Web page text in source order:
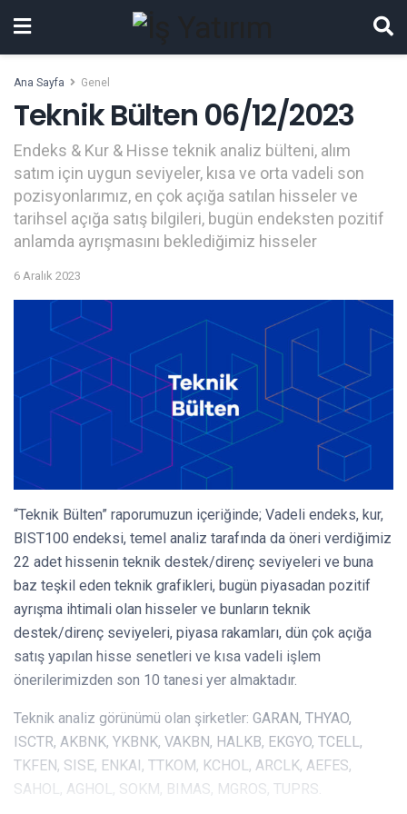
Ana Sayfa Genel
Teknik Bülten 06/12/2023
Endeks & Kur & Hisse teknik analiz bülteni, alım
satım için uygun seviyeler, kısa ve orta vadeli son
pozisyonlarımız, en çok açığa satılan hisseler ve
tarihsel açığa satış bilgileri, bugün endeksten pozitif
anlamda ayrışmasını beklediğimiz hisseler
6 Aralık 2023
“Teknik Bülten” raporumuzun içeriğinde; Vadeli endeks, kur,
BIST100 endeksi, temel analiz tarafında da öneri verdiğimiz
22 adet hissenin teknik destek/direnç seviyeleri ve buna
baz teşkil eden teknik grafikleri, bugün piyasadan pozitif
ayrışma ihtimali olan hisseler ve bunların teknik
destek/direnç seviyeleri, piyasa rakamları, dün çok açığa
satış yapılan hisse senetleri ve kısa vadeli işlem
önerilerimizden son 10 tanesi yer almaktadır.
Teknik analiz görünümü olan şirketler: GARAN, THYAO,
ISCTR, AKBNK, YKBNK, VAKBN, HALKB, EKGYO, TCELL,
TKFEN, SISE, ENKAI, TTKOM, KCHOL, ARCLK, AEFES,
SAHOL, AGHOL, SOKM, BIMAS, MGROS, TUPRS.